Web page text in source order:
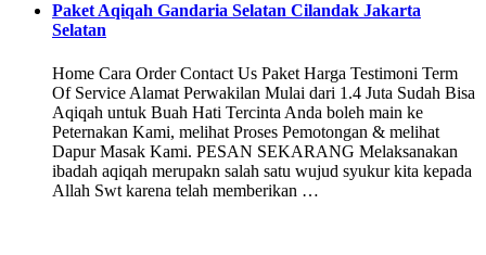
Paket Aqiqah Gandaria Selatan Cilandak Jakarta
Selatan
Home Cara Order Contact Us Paket Harga Testimoni Term
Of Service Alamat Perwakilan Mulai dari 1.4 Juta Sudah Bisa
Aqiqah untuk Buah Hati Tercinta Anda boleh main ke
Peternakan Kami, melihat Proses Pemotongan & melihat
Dapur Masak Kami. PESAN SEKARANG Melaksanakan
ibadah aqiqah merupakn salah satu wujud syukur kita kepada
Allah Swt karena telah memberikan …